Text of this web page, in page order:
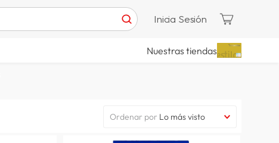
Inicia Sesión
Nuestras tiendas
Ordenar por Lo más visto